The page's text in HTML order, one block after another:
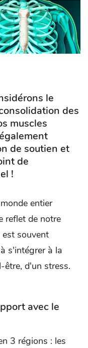
le
des
muscles
de soutien et
de
!
entier
reflet de notre
souvent
s'intégrer à la
être, d'un stress.
avec le
3 régions : les